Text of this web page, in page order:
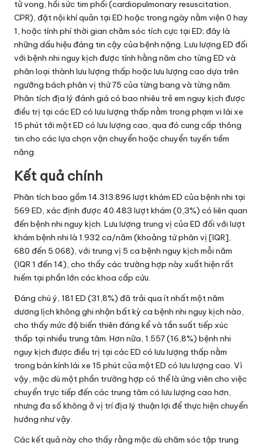
tử vong, hồi sức tim phổi (cardiopulmonary resuscitation,
CPR), đặt nội khí quản tại ED hoặc trong ngày nằm viện 0 hay
1, hoặc tính phí thời gian chăm sóc tích cực tại ED; đây là
những dấu hiệu đáng tin cậy của bệnh nặng. Lưu lượng ED đối
với bệnh nhi nguy kịch được tính hằng năm cho từng ED và
phân loại thành lưu lượng thấp hoặc lưu lượng cao dựa trên
ngưỡng bách phân vị thứ 75 của từng bang và từng năm.
Phân tích địa lý đánh giá có bao nhiêu trẻ em nguy kịch được
điều trị tại các ED có lưu lượng thấp nằm trong phạm vi lái xe
15 phút tới một ED có lưu lượng cao, qua đó cung cấp thông
tin cho các lựa chọn vận chuyển hoặc chuyển tuyến tiềm
năng.
Kết quả chính
Phân tích bao gồm 14.313.896 lượt khám ED của bệnh nhi tại
569 ED, xác định được 40.483 lượt khám (0,3%) có liên quan
đến bệnh nhi nguy kịch. Lưu lượng trung vị của ED đối với lượt
khám bệnh nhi là 1.932 ca/năm (khoảng tứ phân vị [IQR],
680 đến 5.068), với trung vị 5 ca bệnh nguy kịch mỗi năm
(IQR 1 đến 14), cho thấy các trường hợp này xuất hiện rất
hiếm tại phần lớn các khoa cấp cứu.
Đáng chú ý, 181 ED (31,8%) đã trải qua ít nhất một năm
dương lịch không ghi nhận bất kỳ ca bệnh nhi nguy kịch nào,
cho thấy mức độ biến thiên đáng kể và tần suất tiếp xúc
thấp tại nhiều trung tâm. Hơn nữa, 1.557 (16,8%) bệnh nhi
nguy kịch được điều trị tại các ED có lưu lượng thấp nằm
trong bán kính lái xe 15 phút của một ED có lưu lượng cao. Vì
vậy, mặc dù một phần trường hợp có thể là ứng viên cho việc
chuyển trực tiếp đến các trung tâm có lưu lượng cao hơn,
nhưng đa số không ở vị trí địa lý thuận lợi để thực hiện chuyển
hướng như vậy.
Các kết quả này cho thấy rằng mặc dù chăm sóc tập trung